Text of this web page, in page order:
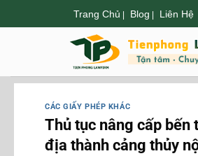
đến
Trang Chủ | Blog | Liên Hệ
CÁC GIẤY PHÉP KHÁC
Thủ tục nâng cấp bến
địa thành cảng thủy